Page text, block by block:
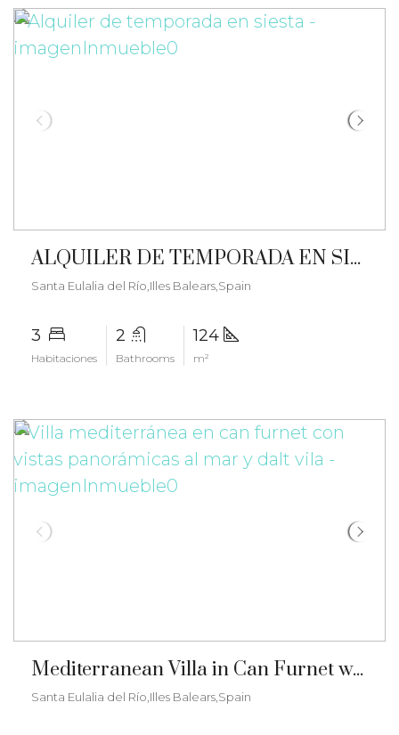
ALQUILER DE TEMPORADA EN SIESTA – ma-2528
Santa Eulalia del Río,Illes Balears,Spain
3
Habitaciones
2
Bathrooms
124
m²
Mediterranean Villa in Can Furnet with Panoramic Sea and Dalt Vila Views – ma-2503
Santa Eulalia del Río,Illes Balears,Spain